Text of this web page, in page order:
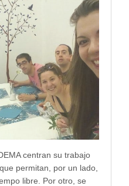
centran su trabajo
permitan, por un lado,
libre. Por otro, se